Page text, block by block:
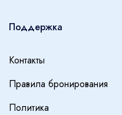
Поддержка
Контакты
Правила бронирования
Политика